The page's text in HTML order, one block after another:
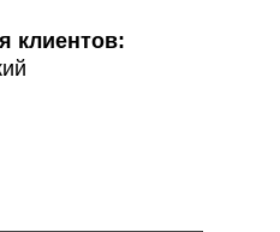
клиентов: